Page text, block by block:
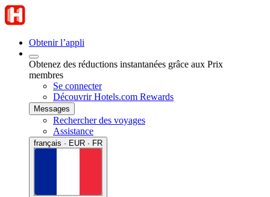
Obtenir l’appli
Obtenez des réductions instantanées grâce aux Prix
membres
Se connecter
Découvrir Hotels.com Rewards
Messages
Rechercher des voyages
Assistance
français · EUR · FR